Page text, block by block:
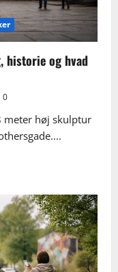
historie og hvad
0
meter høj skulptur